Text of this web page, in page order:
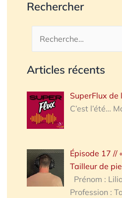
Rechercher
Rechercher :
Articles récents
SuperFlux de
C’est l’été…
Épisode 17 //
Tailleur de
Prénom :
Profession :